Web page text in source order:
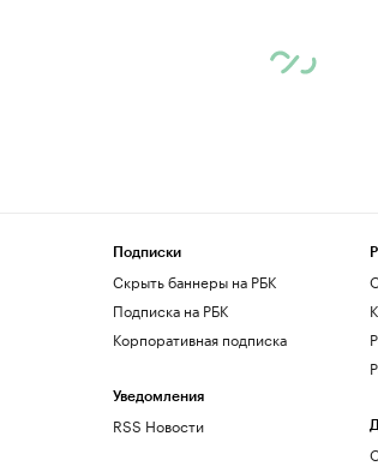
Подписки
Скрыть баннеры на РБК
Подписка на РБК
Корпоративная подписка
Уведомления
RSS Новости